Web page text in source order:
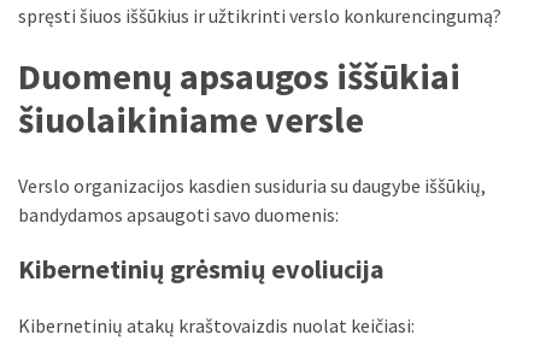
atpažinti,
kad
gedimo
niekas
Krovinių
pervežimas
kiek
spręsti šiuos iššūkius ir užtikrinti verslo konkurencingumą?
Duomenų apsaugos iššūkiai
šiuolaikiniame versle
Verslo organizacijos kasdien susiduria su daugybe iššūkių,
bandydamos apsaugoti savo duomenis:
Kibernetinių grėsmių evoliucija
Kibernetinių atakų kraštovaizdis nuolat keičiasi: